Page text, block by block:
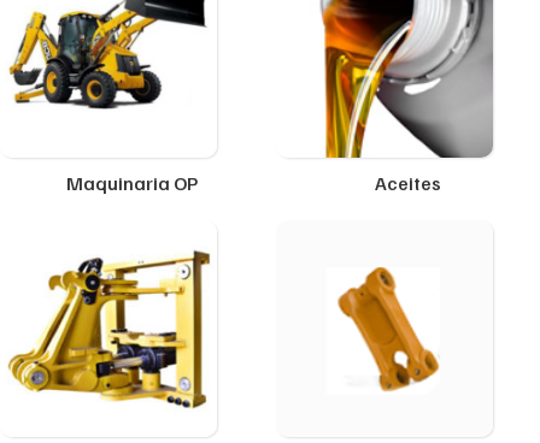
Maquinaria OP Aceites